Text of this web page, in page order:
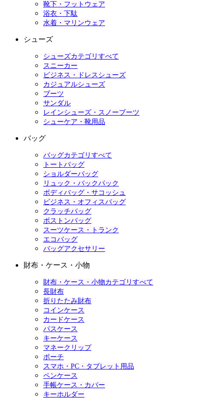
靴下・フットウェア
浴衣・下駄
水着・マリンウェア
シューズ
シューズカテゴリすべて
スニーカー
ビジネス・ドレスシューズ
カジュアルシューズ
ブーツ
サンダル
レインシューズ・スノーブーツ
シューケア・靴用品
バッグ
バッグカテゴリすべて
トートバッグ
ショルダーバッグ
リュック・バックパック
ボディバッグ・サコッシュ
ビジネス・オフィスバッグ
クラッチバッグ
ボストンバッグ
スーツケース・トランク
エコバッグ
バッグアクセサリー
財布・ケース・小物
財布・ケース・小物カテゴリすべて
長財布
折りたたみ財布
コインケース
カードケース
パスケース
キーケース
マネークリップ
ポーチ
スマホ・PC・タブレット用品
ペンケース
手帳ケース・カバー
キーホルダー